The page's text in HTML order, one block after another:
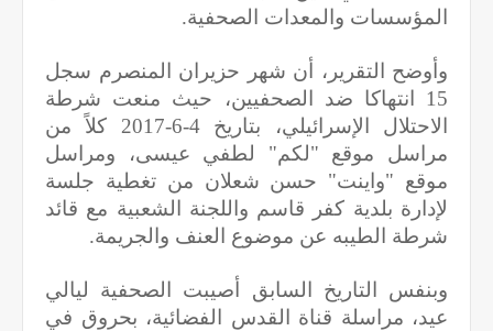
المؤسسات والمعدات الصحفية.
وأوضح التقرير، أن شهر حزيران المنصرم سجل
15 انتهاكا ضد الصحفيين، حيث منعت شرطة
الاحتلال الإسرائيلي، بتاريخ 4-6-2017 كلاً من
مراسل موقع "لكم" لطفي عيسى، ومراسل
موقع "واينت" حسن شعلان من تغطية جلسة
لإدارة بلدية كفر قاسم واللجنة الشعبية مع قائد
شرطة الطيبه عن موضوع العنف والجريمة.
وبنفس التاريخ السابق أصيبت الصحفية ليالي
عيد، مراسلة قناة القدس الفضائية، بحروق في